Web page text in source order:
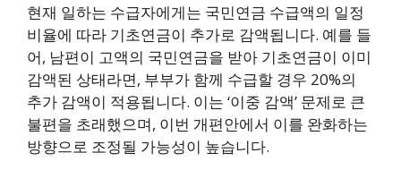
현재 일하는 수급자에게는 국민연금 수급액의 일정
비율에 따라 기초연금이 추가로 감액됩니다. 예를 들
어, 남편이 고액의 국민연금을 받아 기초연금이 이미
감액된 상태라면, 부부가 함께 수급할 경우 20%의
추가 감액이 적용됩니다. 이는 ‘이중 감액’ 문제로 큰
불편을 초래했으며, 이번 개편안에서 이를 완화하는
방향으로 조정될 가능성이 높습니다.